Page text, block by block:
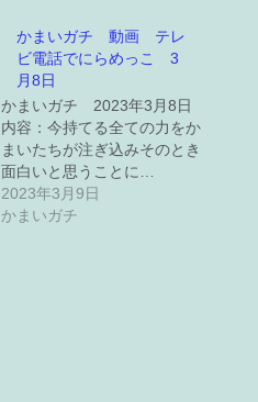
かまいガチ 動画 テレ
ビ電話でにらめっこ 3
月8日
かまいガチ 2023年3月8日
内容：今持てる全ての力をか
まいたちが注ぎ込みそのとき
面白いと思うことに…
2023年3月9日
かまいガチ